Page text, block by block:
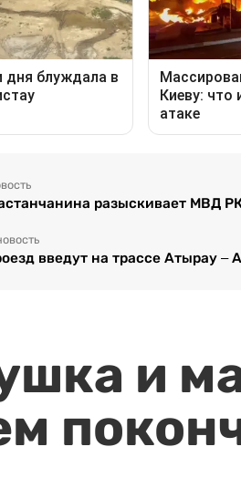
разыскивает МВД
введут на трассе Атырау –
и